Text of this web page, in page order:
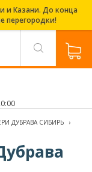
и Казани. До конца
перегородки!
ДУБРАВА СИБИРЬ
›